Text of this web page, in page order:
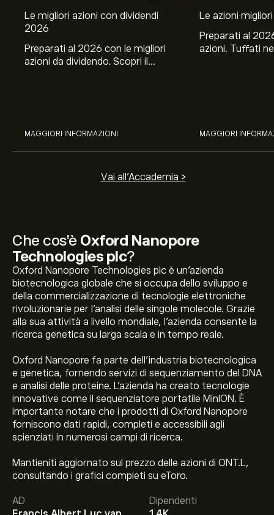
Che cos'è Oxford Nanopore
Technologies plc?
Oxford Nanopore Technologies plc è un'azienda
biotecnologica globale che si occupa dello sviluppo e
della commercializzazione di tecnologie elettroniche
rivoluzionarie per l'analisi delle singole molecole. Grazie
alla sua attività a livello mondiale, l'azienda consente la
ricerca genetica su larga scala e in tempo reale.
Oxford Nanopore fa parte dell'industria biotecnologica
e genetica, fornendo servizi di sequenziamento del DNA
e analisi delle proteine. L'azienda ha creato tecnologie
innovative come il sequenziatore portatile MinION. È
importante notare che i prodotti di Oxford Nanopore
forniscono dati rapidi, completi e accessibili agli
scienziati in numerosi campi di ricerca.
Mantieniti aggiornato sul prezzo delle azioni di ONT.L,
consultando i grafici completi su eToro.
AD
Dipendenti
Le migliori azioni con dividendi
2026
Preparati al 2026 con le migliori
azioni da dividendo. Scopri il
MAGGIORI INFORMAZIONI
Le azioni
Preparati al
azioni. Tuffati
MAGGIORI
Vai all'Accademia >
Il prezzo attuale delle azioni ONT.L è di 124.60‎p‎.